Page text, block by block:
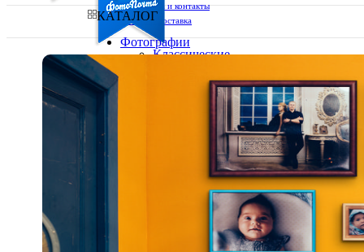
Поддержка и контакты
Оплата и доставка
Ваш город:
Выберите из списка:
КАТАЛОГ
Фотографии
Классические
10х10
10х15
15х15
20х20
20х30
30х30
30х40